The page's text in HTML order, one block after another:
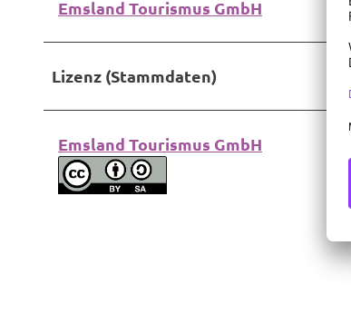
Emsland Tourismus GmbH
Lizenz (Stammdaten)
Emsland Tourismus GmbH